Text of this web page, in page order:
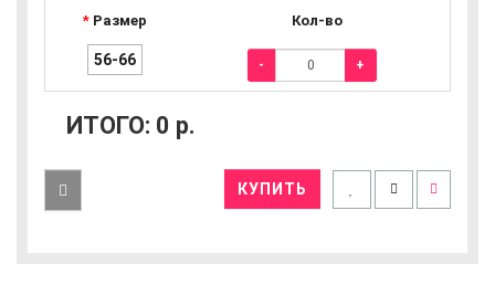
Размер Кол-во
56-66 - +
ИТОГО: 0 р.
КУПИТЬ